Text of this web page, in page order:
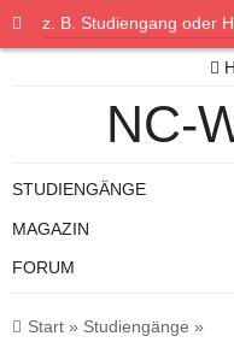
Start » Studiengänge »
NC-
STUDIENGÄNGE
MAGAZIN
FORUM